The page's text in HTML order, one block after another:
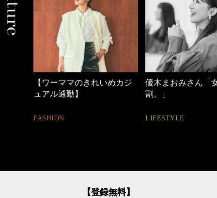
優木まおみさん「女の時間
割。」
LIFESTYLE
働く女性のバッグ
【登録無料】